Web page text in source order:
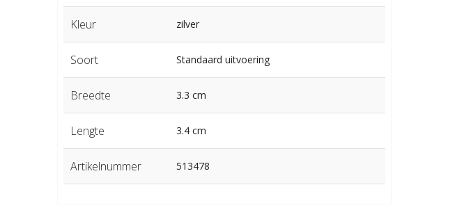
Kleur zilver
Soort Standaard uitvoering
Breedte 3.3 cm
Lengte 3.4 cm
Artikelnummer 513478